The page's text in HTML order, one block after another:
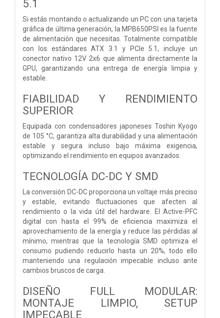
5.1
Si estás montando o actualizando un PC con una tarjeta
gráfica de última generación, la MPB650PSI es la fuente
de alimentación que necesitas. Totalmente compatible
con los estándares ATX 3.1 y PCIe 5.1, incluye un
conector nativo 12V 2x6 que alimenta directamente la
GPU, garantizando una entrega de energía limpia y
estable.
FIABILIDAD Y RENDIMIENTO
SUPERIOR
Equipada con condensadores japoneses Toshin Kyogo
de 105 °C, garantiza alta durabilidad y una alimentación
estable y segura incluso bajo máxima exigencia,
optimizando el rendimiento en equipos avanzados.
TECNOLOGÍA DC-DC Y SMD
La conversión DC-DC proporciona un voltaje más preciso
y estable, evitando fluctuaciones que afecten al
rendimiento o la vida útil del hardware. El Active-PFC
digital con hasta el 99% de eficiencia maximiza el
aprovechamiento de la energía y reduce las pérdidas al
mínimo, mientras que la tecnología SMD optimiza el
consumo pudiendo reducirlo hasta un 20%, todo ello
manteniendo una regulación impecable incluso ante
cambios bruscos de carga.
DISEÑO FULL MODULAR:
MONTAJE LIMPIO, SETUP
IMPECABLE